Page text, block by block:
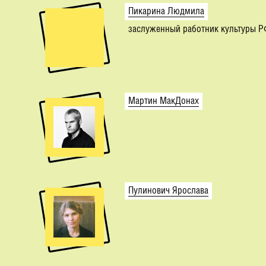
Пикарина Людмила
заслуженный работник культуры
Мартин МакДонах
Пулинович Ярослава